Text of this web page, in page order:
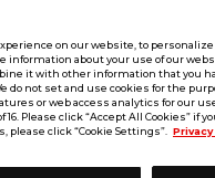
on our website, to
information about your use of our
it with other information that you
do not set and use cookies for the
or web access analytics for our
Please click “Accept All Cookies” if
click “Cookie Settings”.